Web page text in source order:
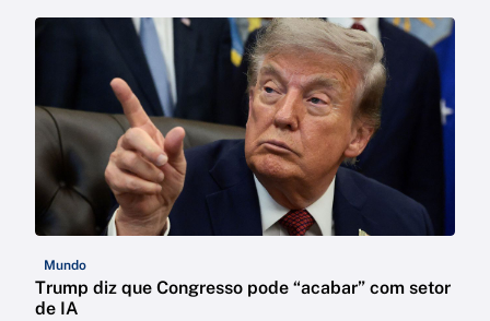
Mundo
Trump diz que Congresso pode “acabar” com setor
de IA